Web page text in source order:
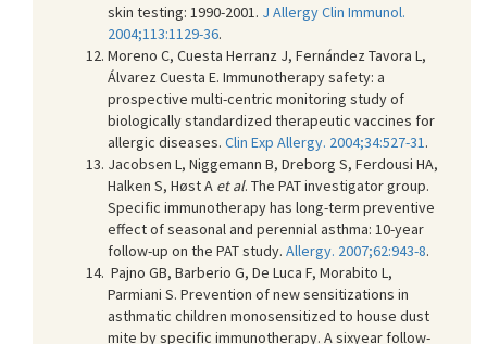
skin testing: 1990-2001. J Allergy Clin Immunol.
2004;113:1129-36.
Moreno C, Cuesta Herranz J, Fernández Tavora L,
Álvarez Cuesta E. Immunotherapy safety: a
prospective multi-centric monitoring study of
biologically standardized therapeutic vaccines for
allergic diseases. Clin Exp Allergy. 2004;34:527-31 .
Jacobsen L, Niggemann B, Dreborg S, Ferdousi HA,
Halken S, Høst A et al. The PAT investigator group.
Specific immunotherapy has long-term preventive
effect of seasonal and perennial asthma: 10-year
follow-up on the PAT study. Allergy. 2007;62:943-8.
Pajno GB, Barberio G, De Luca F, Morabito L,
Parmiani S. Prevention of new sensitizations in
asthmatic children monosensitized to house dust
mite by specific immunotherapy. A sixyear follow-